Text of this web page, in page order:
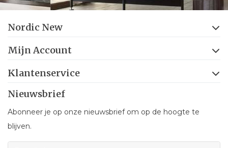
Nordic New
Mijn Account
Klantenservice
Nieuwsbrief
Abonneer je op onze nieuwsbrief om op de hoogte te
blijven.